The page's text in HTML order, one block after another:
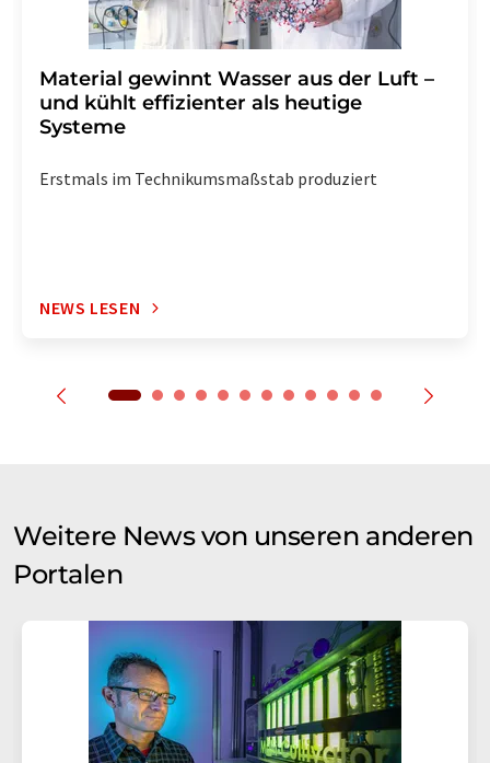
Material gewinnt Wasser aus der Luft –
und kühlt effizienter als heutige
Systeme
Erstmals im Technikumsmaßstab produziert
NEWS LESEN
Weitere News von unseren anderen
Portalen